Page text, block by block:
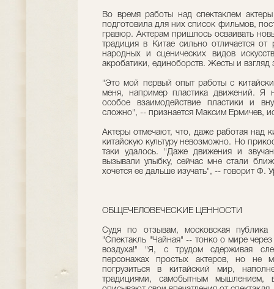
Во время работы над спектаклем
подготовила для них список фильмов,
гравюр. Актерам пришлось осваивать
традиция в Китае сильно отличается от
народных и сценических видов
акробатики, единоборств. Жесты и взгляд
"Это мой первый опыт работы с
меня, например пластика движений. Я
особое взаимодействие пластики и
сложно", -- признается Максим Ермичев,
Актеры отмечают, что, даже работая над
китайскую культуру невозможно. Но
таки удалось. "Даже движения и
вызывали улыбку, сейчас мне стали
хочется ее дальше изучать", -- говорит Ф.
ОБЩЕЧЕЛОВЕЧЕСКИЕ ЦЕННОСТИ
Судя по отзывам, московская
"Спектакль "Чайная" -- тонко о мире
воздуха!" "Я, с трудом сдерживая
персонажах простых актеров, но не
погрузиться в китайский мир,
традициями, самобытным мышлением,